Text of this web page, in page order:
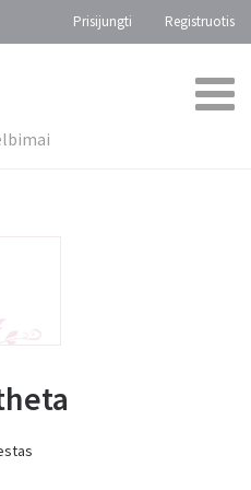
Prisijungti Registruotis